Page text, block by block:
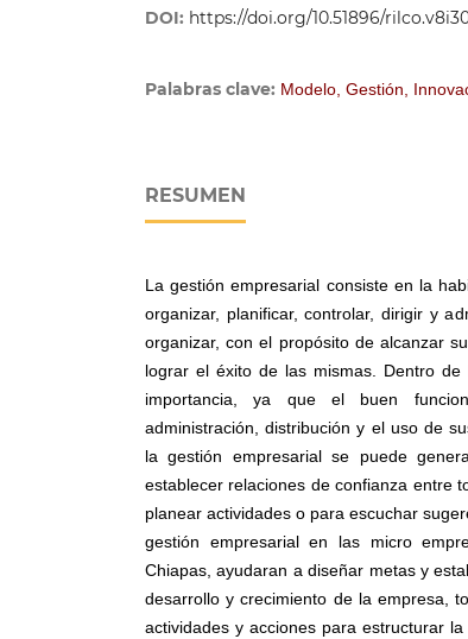
DOI: https://doi.org/10.51896/
Palabras clave: Modelo, Gestión,
RESUMEN
La gestión empresarial consiste en la
organizar, planificar, controlar, dirigir y
organizar, con el propósito de alcanzar
lograr el éxito de las mismas. Dentro
importancia, ya que el buen
administración, distribución y el uso de
la gestión empresarial se puede
establecer relaciones de confianza entre
planear actividades o para escuchar
gestión empresarial en las micro
Chiapas, ayudaran a diseñar metas y
desarrollo y crecimiento de la empresa,
actividades y acciones para estructurar